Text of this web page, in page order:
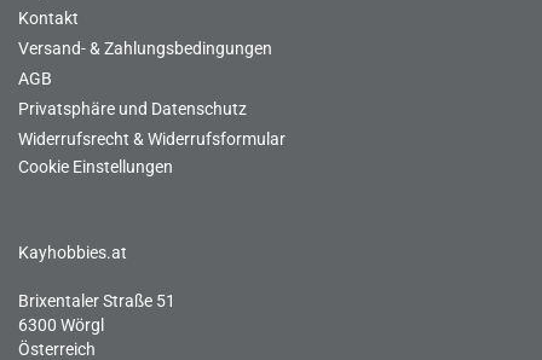
Kontakt
Versand- & Zahlungsbedingungen
AGB
Privatsphäre und Datenschutz
Widerrufsrecht & Widerrufsformular
Cookie Einstellungen
Kayhobbies.at
Brixentaler Straße 51
6300 Wörgl
Österreich